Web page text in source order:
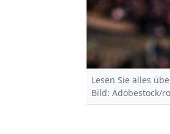
Lesen Sie alles
Bild: Adobestock/